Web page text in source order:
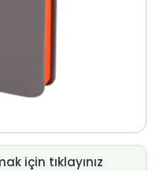
için tıklayınız